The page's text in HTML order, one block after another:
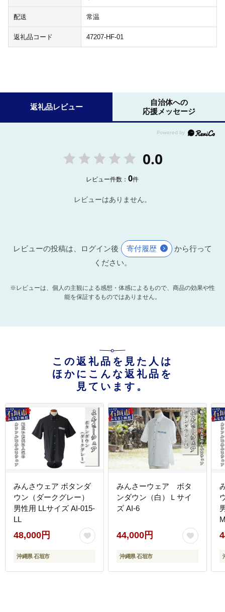
配送 常温
返礼品コード 47207-HF-01
返礼品レビュー
自治体への
応援メッセージ
0.0
レビュー件数：0件
レビューはありません。
レビューの投稿は、ログイン後 寄付履歴
から行って
ください。
※レビューは、個人の主観による感想・体感によるもので、商品の効果や性
能を保証するものではありません。
この返礼品を見た人は
ほかにこんな返礼品を
見ています。
みんさウェア ボタンダ
ウン（ダークグレー）
男性用 LLサイズ AI-015-
LL
48,000円
沖縄県 石垣市
みんさーウェア ボタ
ンダウン（白）Ｌサイ
ズ AI-6
44,000円
沖縄県 石垣市